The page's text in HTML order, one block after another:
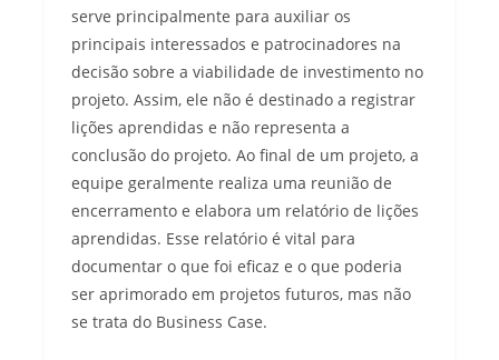
serve principalmente para auxiliar os
principais interessados e patrocinadores na
decisão sobre a viabilidade de investimento no
projeto. Assim, ele não é destinado a registrar
lições aprendidas e não representa a
conclusão do projeto. Ao final de um projeto, a
equipe geralmente realiza uma reunião de
encerramento e elabora um relatório de lições
aprendidas. Esse relatório é vital para
documentar o que foi eficaz e o que poderia
ser aprimorado em projetos futuros, mas não
se trata do Business Case.